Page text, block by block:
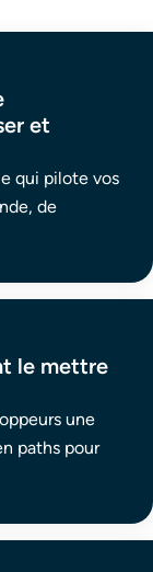
et
qui pilote vos
de
le mettre
une
paths pour